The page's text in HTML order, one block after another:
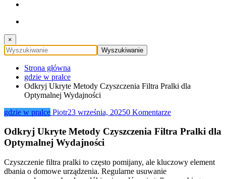
×
Strona główna
gdzie w pralce
Odkryj Ukryte Metody Czyszczenia Filtra Pralki dla
Optymalnej Wydajności
gdzie w pralce Piotr23 września, 20250 Komentarze
Odkryj Ukryte Metody Czyszczenia Filtra Pralki dla
Optymalnej Wydajności
Czyszczenie filtra pralki to często pomijany, ale kluczowy element
dbania o domowe urządzenia. Regularne usuwanie